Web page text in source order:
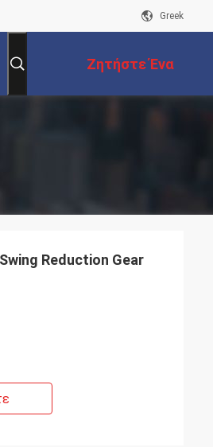
Greek
Ζητήστε Ένα
Απόσπασμα
Reduction Gear